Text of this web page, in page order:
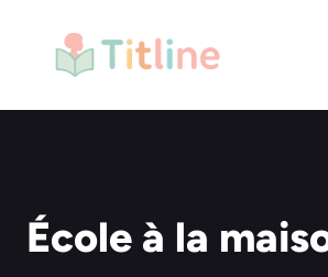
contenu
École à la